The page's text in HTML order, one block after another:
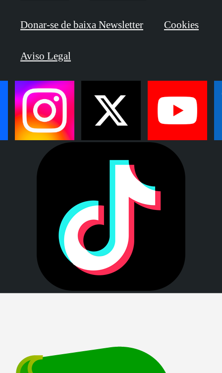
Donar-se de baixa Newsletter Cookies
Aviso Legal